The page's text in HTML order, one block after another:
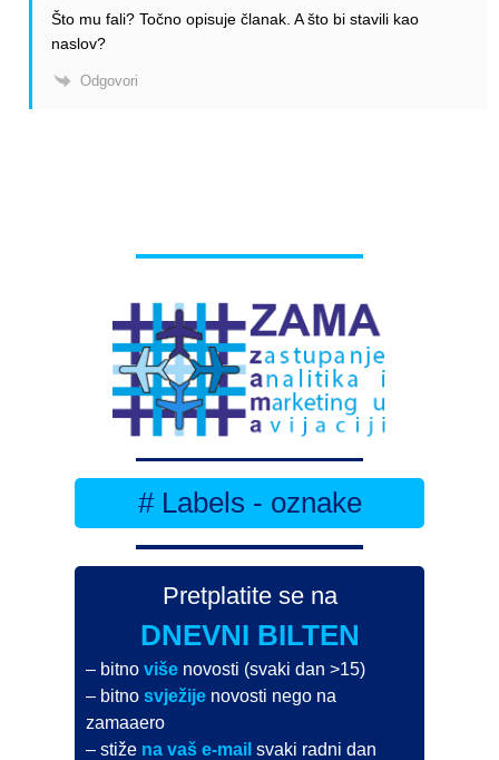
Što mu fali? Točno opisuje članak. A što bi stavili kao
naslov?
Odgovori
# Labels - oznake
Pretplatite se na
DNEVNI BILTEN
– bitnoviše novosti (svaki dan >15)
– bitnosvježije novosti nego na
zamaaero
– stiže na vaš e-mail svaki radni dan